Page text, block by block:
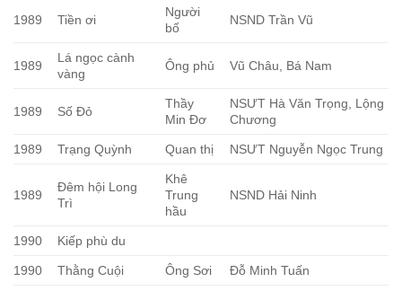
1989 Tiền ơi
Người
bố
NSND Trần Vũ
1989
Lá ngọc cành
vàng
Ông phủ Vũ Châu, Bá Nam
1989 Số Đỏ
Thầy
Min Đơ
NSƯT Hà Văn Trọng, Lộng
Chương
1989 Trạng Quỳnh Quan thị NSƯT Nguyễn Ngọc Trung
1989
Đêm hội Long
Trì
Khê
Trung
hầu
NSND Hải Ninh
1990 Kiếp phù du
1990 Thằng Cuội Ông Sơi Đỗ Minh Tuấn